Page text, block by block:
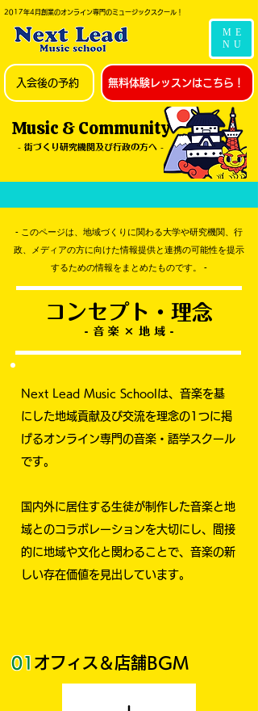
2017年4月創業のオンライン専門のミュージックスクール！
ME
NU
入会後の予約 無料体験レッスンはこちら！
Music & Community
- 街づくり研究機関及び行政の方へ -
- このページは、地域づくりに関わる大学や研究機関、行
政、メディアの方に向けた情報提供と連携の可能性を提示
するための情報をまとめたものです。 -
コンセプト・理念
​- 音 楽 × 地 域 -
Next Lead Music Schoolは、音楽を基
にした地域貢献及び交流を理念の1つに掲
げるオンライン専門の音楽・語学スクール
です。
国内外に居住する生徒が制作した音楽と地
域とのコラボレーションを大切にし、間接
的に地域や文化と関わることで、音楽の新
しい存在価値を見出しています。
01 オフィス＆店舗BGM